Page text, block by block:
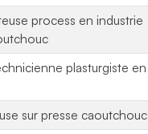
process en industrie
plasturgiste en
sur presse caoutchouc